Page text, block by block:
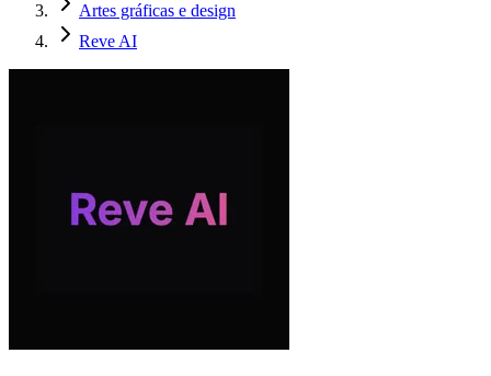
Artes gráficas e design
Reve AI